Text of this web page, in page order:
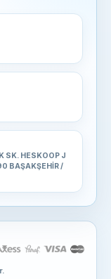
SK. HESKOOP J
BAŞAKŞEHİR /